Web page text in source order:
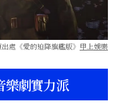
處《愛的迫降旗艦版》 甲上娛樂
樂劇實力派